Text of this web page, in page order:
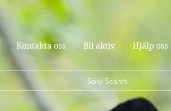
Kontakta oss Bli aktiv Hjälp oss
Sök/ Search